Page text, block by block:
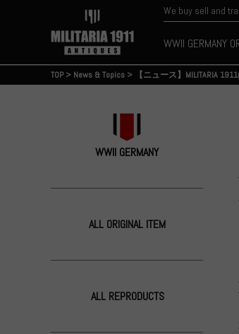
We buy sell and
WWII GERMANY
TOP> News & Topics > 【ニュース】MILITARIA
WWII GERMANY
ALL ORIGINAL ITEM
ALL REPRODUCTS